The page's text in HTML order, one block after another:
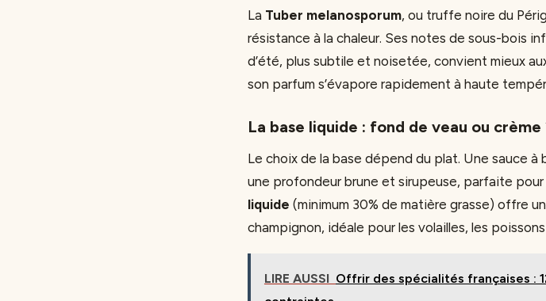
La Tuber melanosporum, ou truffe noire du
résistance à la chaleur. Ses notes de sous-bois
d’été, plus subtile et noisetée, convient mieux
son parfum s’évapore rapidement à haute
La base liquide : fond de veau ou crème
Le choix de la base dépend du plat. Une sauce à
une profondeur brune et sirupeuse, parfaite
liquide (minimum 30% de matière grasse) offre
champignon, idéale pour les volailles, les
LIRE AUSSI Offrir des spécialités françaises :